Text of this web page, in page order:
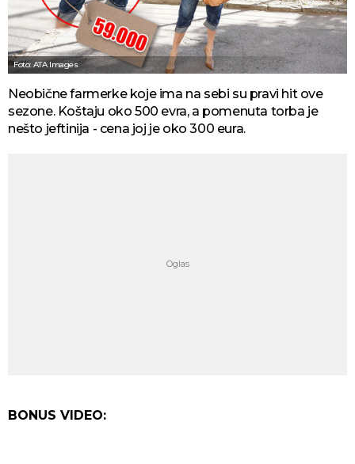
Foto: ATA Images
Neobične farmerke koje ima na sebi su pravi hit ove
sezone. Koštaju oko 500 evra, a pomenuta torba je
nešto jeftinija - cena joj je oko 300 eura.
BONUS VIDEO: